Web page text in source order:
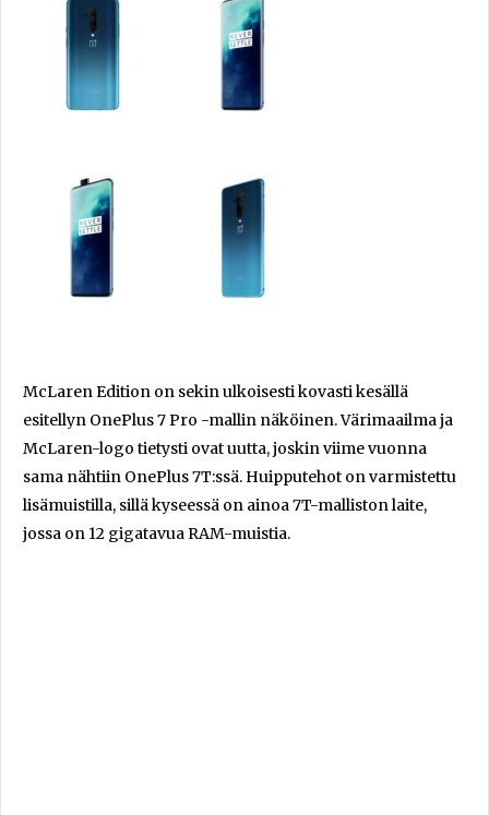
McLaren Edition on sekin ulkoisesti kovasti kesällä
esitellyn OnePlus 7 Pro -mallin näköinen. Värimaailma ja
McLaren-logo tietysti ovat uutta, joskin viime vuonna
sama nähtiin OnePlus 7T:ssä. Huipputehot on varmistettu
lisämuistilla, sillä kyseessä on ainoa 7T-malliston laite,
jossa on 12 gigatavua RAM-muistia.